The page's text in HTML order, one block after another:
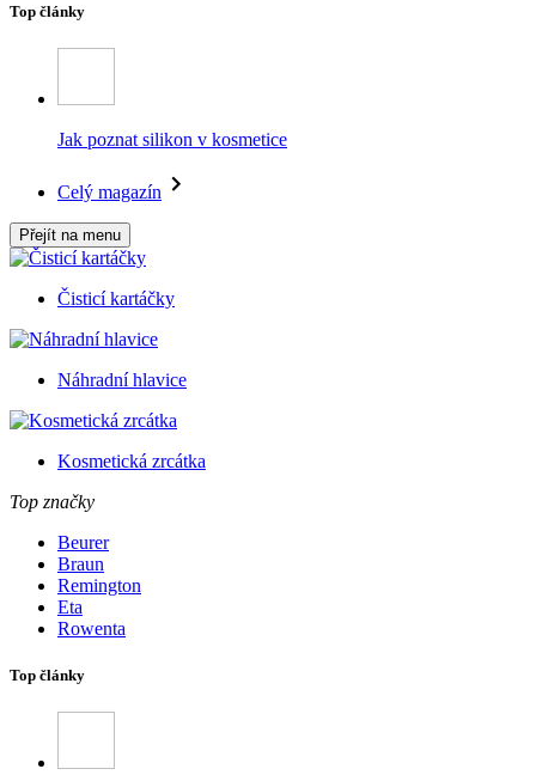
Top články
Jak poznat silikon v kosmetice
Celý magazín
Přejít na menu
Čisticí kartáčky
Náhradní hlavice
Kosmetická zrcátka
Top značky
Beurer
Braun
Remington
Eta
Rowenta
Top články